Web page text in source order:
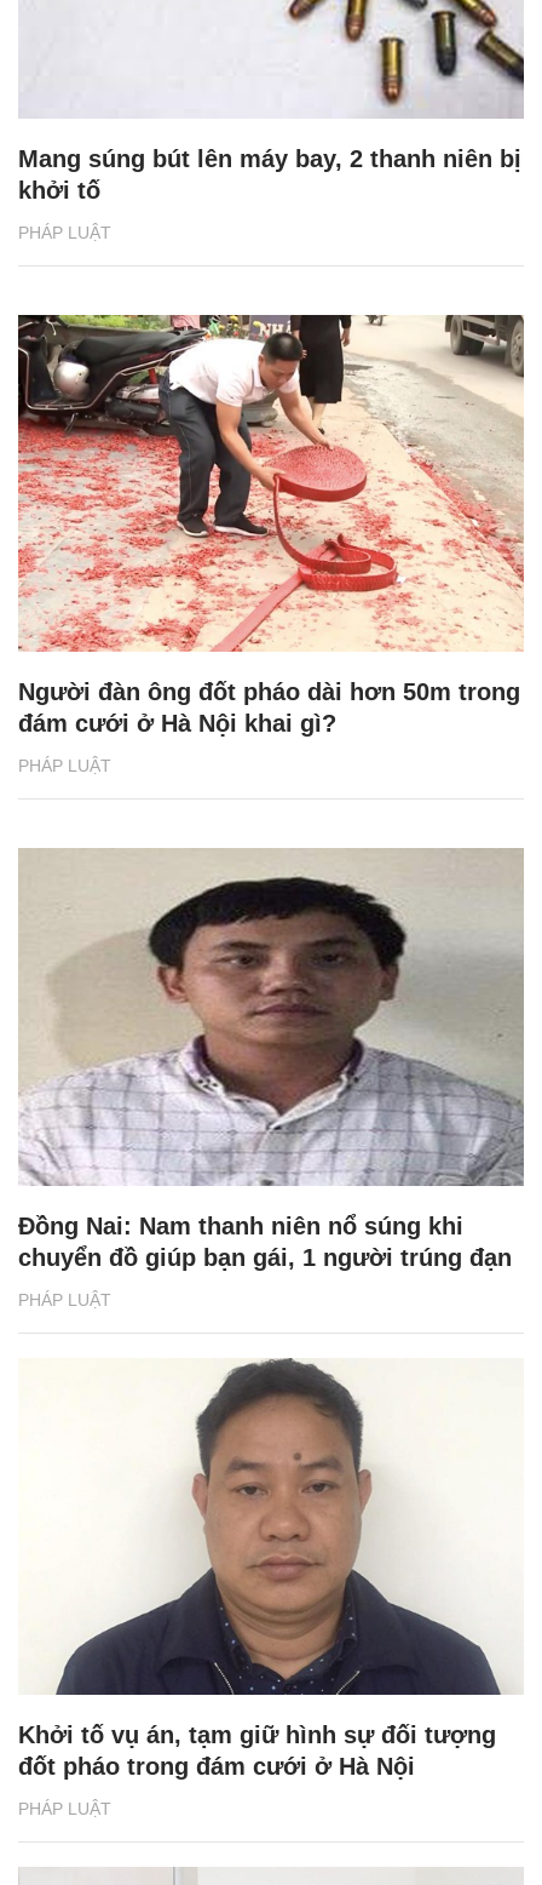
PHÁP LUẬT
Mang súng bút lên máy bay, 2 thanh niên bị
khởi tố
PHÁP LUẬT
Người đàn ông đốt pháo dài hơn 50m trong
đám cưới ở Hà Nội khai gì?
PHÁP LUẬT
Đồng Nai: Nam thanh niên nổ súng khi
chuyển đồ giúp bạn gái, 1 người trúng đạn
PHÁP LUẬT
Khởi tố vụ án, tạm giữ hình sự đối tượng
đốt pháo trong đám cưới ở Hà Nội